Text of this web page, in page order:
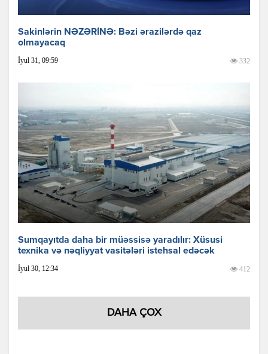
Sakinlərin NƏZƏRİNƏ: Bəzi ərazilərdə qaz
olmayacaq
İyul 31, 09:59 332
Sumqayıtda daha bir müəssisə yaradılır: Xüsusi
texnika və nəqliyyat vasitələri istehsal edəcək
İyul 30, 12:34 412
DAHA ÇOX